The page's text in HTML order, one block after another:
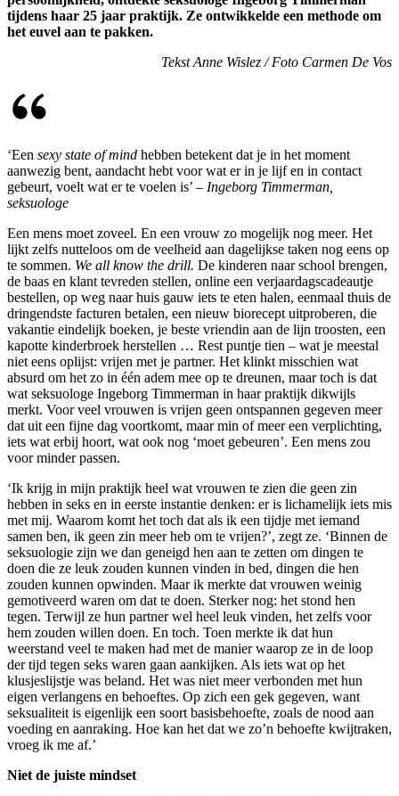
tijdens haar 25 jaar praktijk. Ze ontwikkelde een methode om
het euvel aan te pakken.
Tekst Anne Wislez / Foto Carmen De Vos
‘Een sexy state of mind hebben betekent dat je in het moment
aanwezig bent, aandacht hebt voor wat er in je lijf en in contact
gebeurt, voelt wat er te voelen is’ – Ingeborg Timmerman,
seksuologe
Een mens moet zoveel. En een vrouw zo mogelijk nog meer. Het
lijkt zelfs nutteloos om de veelheid aan dagelijkse taken nog eens op
te sommen. We all know the drill. De kinderen naar school brengen,
de baas en klant tevreden stellen, online een verjaardagscadeautje
bestellen, op weg naar huis gauw iets te eten halen, eenmaal thuis de
dringendste facturen betalen, een nieuw biorecept uitproberen, die
vakantie eindelijk boeken, je beste vriendin aan de lijn troosten, een
kapotte kinderbroek herstellen … Rest puntje tien – wat je meestal
niet eens oplijst: vrijen met je partner. Het klinkt misschien wat
absurd om het zo in één adem mee op te dreunen, maar toch is dat
wat seksuologe Ingeborg Timmerman in haar praktijk dikwijls
merkt. Voor veel vrouwen is vrijen geen ontspannen gegeven meer
dat uit een fijne dag voortkomt, maar min of meer een verplichting,
iets wat erbij hoort, wat ook nog ‘moet gebeuren’. Een mens zou
voor minder passen.
‘Ik krijg in mijn praktijk heel wat vrouwen te zien die geen zin
hebben in seks en in eerste instantie denken: er is lichamelijk iets mis
met mij. Waarom komt het toch dat als ik een tijdje met iemand
samen ben, ik geen zin meer heb om te vrijen?’, zegt ze. ‘Binnen de
seksuologie zijn we dan geneigd hen aan te zetten om dingen te
doen die ze leuk zouden kunnen vinden in bed, dingen die hen
zouden kunnen opwinden. Maar ik merkte dat vrouwen weinig
gemotiveerd waren om dat te doen. Sterker nog: het stond hen
tegen. Terwijl ze hun partner wel heel leuk vinden, het zelfs voor
hem zouden willen doen. En toch. Toen merkte ik dat hun
weerstand veel te maken had met de manier waarop ze in de loop
der tijd tegen seks waren gaan aankijken. Als iets wat op het
klusjeslijstje was beland. Het was niet meer verbonden met hun
eigen verlangens en behoeftes. Op zich een gek gegeven, want
seksualiteit is eigenlijk een soort basisbehoefte, zoals de nood aan
voeding en aanraking. Hoe kan het dat we zo’n behoefte kwijtraken,
vroeg ik me af.’
Niet de juiste mindset